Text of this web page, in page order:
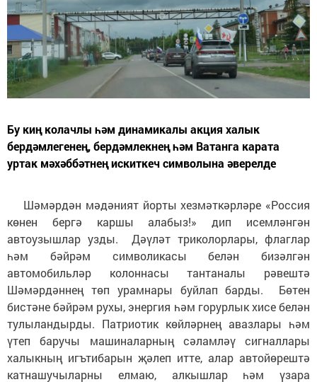
Бу киң колачлы һәм динамикалы акция халык
бердәмлегенең, бердәмлекнең һәм Ватанга карата
уртак мәхәббәтнең искиткеч символына әверелде
Шәмәрдән мәдәният йорты хезмәткәрләре «Россия
көнен бергә каршы алабыз!» дип исемләнгән
автоузышлар узды. Дәүләт триколорлары, флаглар
һәм бәйрәм символикасы белән бизәлгән
автомобильләр колоннасы тантаналы рәвештә
Шәмәрдәннең төп урамнары буйлап барды. Бөтен
бистәне бәйрәм рухы, энергия һәм горурлык хисе белән
тулыландырды. Патриотик көйләрнең авазлары һәм
үтеп баручы машиналарның сәламләү сигналлары
халыкның игътибарын җәлеп итте, алар автойөрештә
катнашучыларны елмаю, алкышлар һәм үзара